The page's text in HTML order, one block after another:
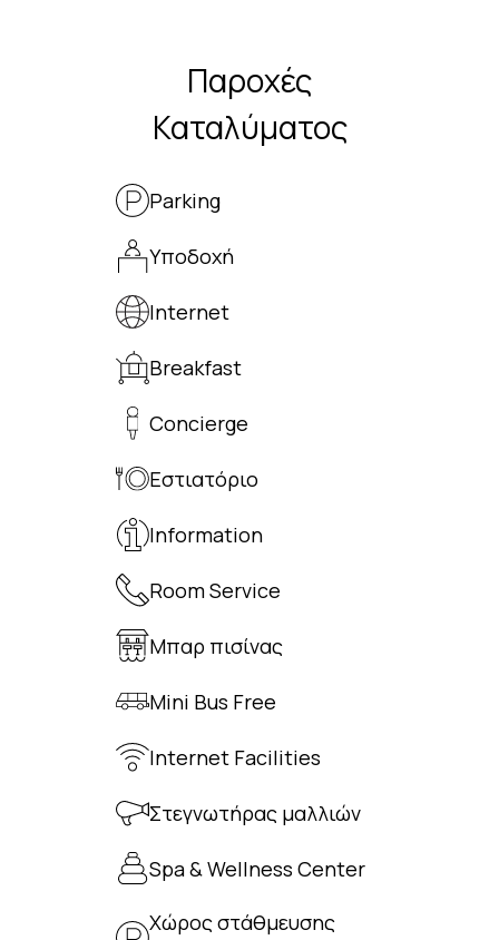
Παροχές
Καταλύματος
Parking
Υποδοχή
Internet
Breakfast
Concierge
Εστιατόριο
Information
Room Service
Μπαρ πισίνας
Mini Bus Free
Internet Facilities
Στεγνωτήρας μαλλιών
Spa & Wellness Center
Χώρος στάθμευσης